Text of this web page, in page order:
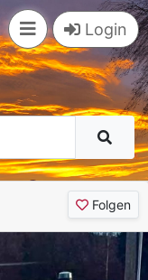
Login
Folgen